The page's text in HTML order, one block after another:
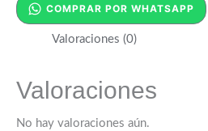
COMPRAR POR WHATSAPP
Valoraciones (0)
Valoraciones
No hay valoraciones aún.